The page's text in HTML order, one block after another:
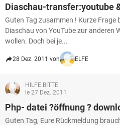
FACEBOOK
Diaschau-transfer:youtube
Guten Tag zusammen ! Kurze Frage
Diaschau von YouTube zur anderen
wollen. Doch bei je...
28 Dez. 2011 von ELFE
HILFE BITTE
le 27 Dez. 2011
Php- datei ?öffnung ?
Guten Tag, Eure Rückmeldung